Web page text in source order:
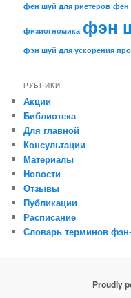
фен шуй для риетеров фен
физиогномика фэн
фэн шуй для ускорения
РУБРИКИ
Акции
Библиотека
Для главной
Консультации
Материалы
Новости
Отзывы
Публикации
Расписание
Словарь терминов
Proudly